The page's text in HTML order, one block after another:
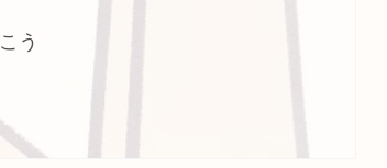
う